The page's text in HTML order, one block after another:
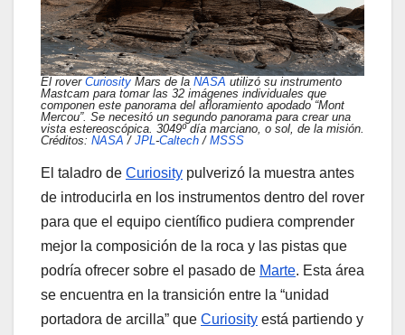
El rover Curiosity Mars de la NASA utilizó su instrumento
Mastcam para tomar las 32 imágenes individuales que
componen este panorama del afloramiento apodado “Mont
Mercou”. Se necesitó un segundo panorama para crear una
vista estereoscópica. 3049º día marciano, o sol, de la misión.
Créditos: NASA / JPL-Caltech / MSSS
El taladro de Curiosity pulverizó la muestra antes
de introducirla en los instrumentos dentro del rover
para que el equipo científico pudiera comprender
mejor la composición de la roca y las pistas que
podría ofrecer sobre el pasado de Marte. Esta área
se encuentra en la transición entre la “unidad
portadora de arcilla” que Curiosity está partiendo y